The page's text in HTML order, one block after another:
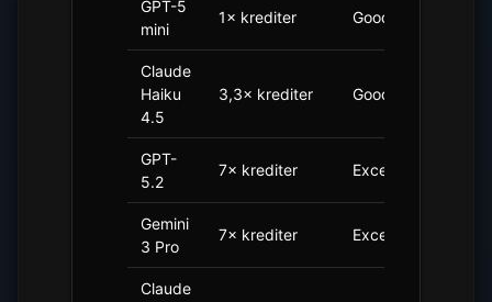
GPT-5
mini
1× krediter Good
Claude
Haiku
4.5
3,3× krediter Good
GPT-
5.2
7× krediter Excellent
Gemini
3 Pro
7× krediter Excellent
Claude